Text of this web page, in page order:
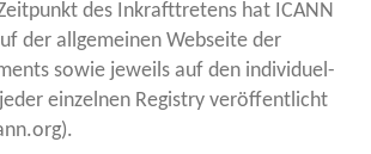
des Inkraft­tre­tens hat ICANN
der all­ge­mei­nen Web­sei­te der
sowie jeweils auf den indi­vi­du­el­
ein­zel­nen Regis­try ver­öf­fent­licht